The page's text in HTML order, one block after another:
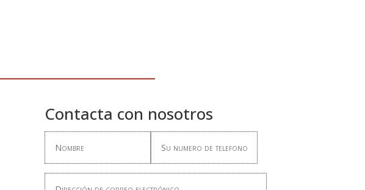
Contacta con nosotros